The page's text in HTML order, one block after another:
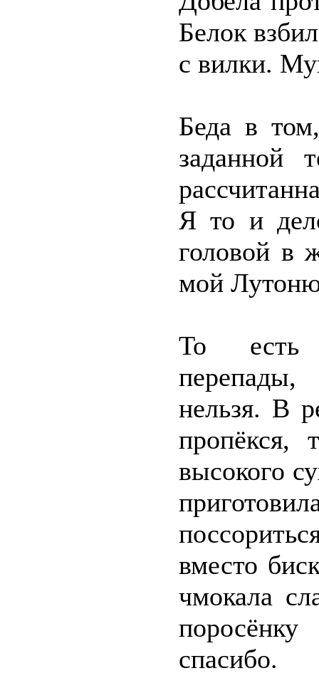
Белок
с вилки.
Беда в
заданной
Я то и
головой в
мой
То есть
перепады,
нельзя. В
пропёкся,
высокого
вместо
чмокала
спасибо.